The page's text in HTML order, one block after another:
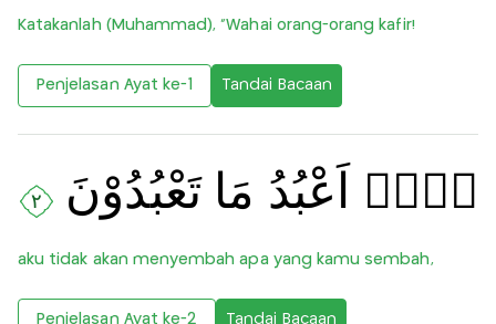
Katakanlah (Muhammad), “Wahai orang-orang kafir!
Penjelasan Ayat ke-1 Tandai Bacaan
لَاۤ اَعْبُدُ مَا تَعْبُدُوْنَ ٢
aku tidak akan menyembah apa yang kamu sembah,
Penjelasan Ayat ke-2 Tandai Bacaan